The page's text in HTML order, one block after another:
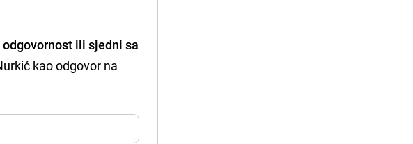
ili sjedni sa
kao odgovor na